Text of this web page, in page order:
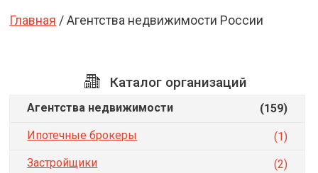
Главная / Агентства недвижимости России
Каталог организаций
Агентства недвижимости
(159)
Ипотечные брокеры
(1)
Застройщики
(2)